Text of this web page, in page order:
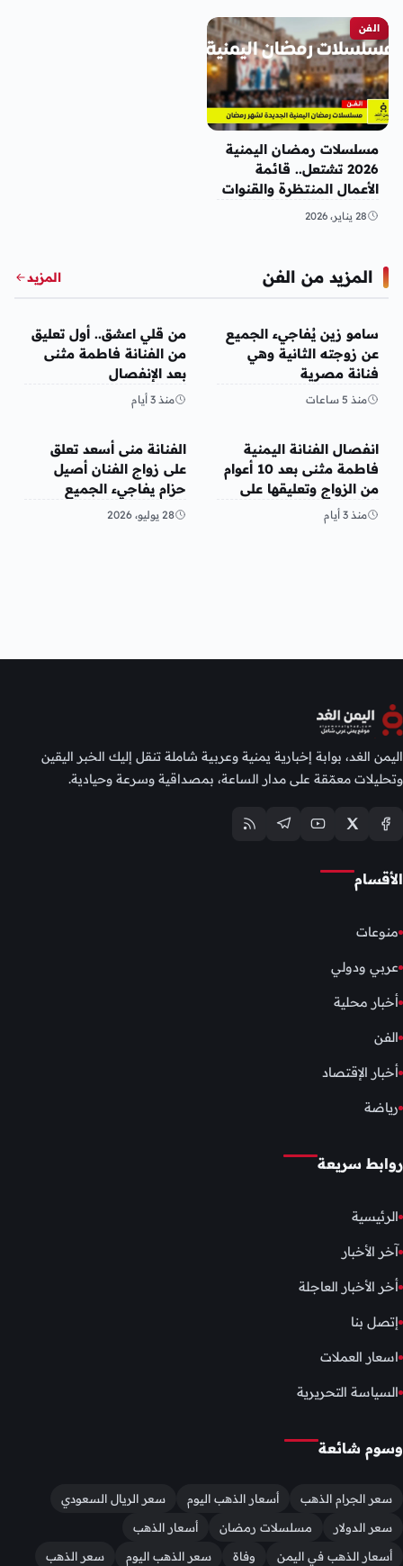
الفن
مسلسلات رمضان اليمنية
2026 تشتعل.. قائمة
الأعمال المنتظرة والقنوات
الناقلة
28 يناير، 2026
المزيد من الفن المزيد
الفن
سامو زين يُفاجيء الجميع
عن زوجته الثانية وهي
فنانة مصرية
منذ 5 ساعات
من قلي اعشق.. أول تعليق
من الفنانة فاطمة مثنى
بعد الإنفصال
منذ 3 أيام
الفن
انفصال الفنانة اليمنية
فاطمة مثنى بعد 10 أعوام
من الزواج وتعليقها على
المنشور
منذ 3 أيام
الفن
الفنانة منى أسعد تعلق
على زواج الفنان أصيل
حزام يفاجيء الجميع
28 يوليو، 2026
اليمن الغد، بوابة إخبارية يمنية وعربية شاملة تنقل إليك الخبر اليقين
وتحليلات معمّقة على مدار الساعة، بمصداقية وسرعة وحيادية.
الأقسام
منوعات
عربي ودولي
أخبار محلية
الفن
أخبار الإقتصاد
رياضة
روابط سريعة
الرئيسية
آخر الأخبار
أخر الأخبار العاجلة
إتصل بنا
اسعار العملات
السياسة التحريرية
وسوم شائعة
سعر الجرام الذهب أسعار الذهب اليوم
سعر الريال السعودي
سعر الدولار
مسلسلات رمضان
أسعار الذهب
أسعار الذهب في اليمن
وفاة سعر الذهب اليوم سعر الذهب